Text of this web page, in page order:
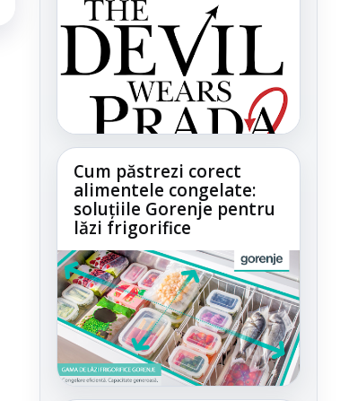
Cum păstrezi corect
alimentele congelate:
soluțiile Gorenje pentru
lăzi frigorifice